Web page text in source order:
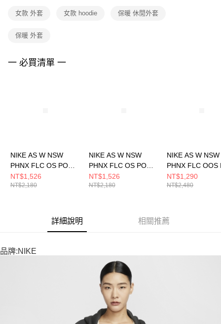
權轉讓予恩沛科技股份有限公司。
３．未成年的使用者請事先徵得法定代理人或監護人之同意方可使用
４．使用「AFTEE先享後付」時，將依據個別帳號之用戶狀況，依本公司即
女款 外套 女款 hoodie 保暖 休閒外套
保暖 外套
一 必買清單 一
NIKE AS W NSW
PHNX FLC OS PO
HOODIE 女 連帽上衣
DQ5861667
NT$1,526
NT$2,180
NIKE AS W NSW
PHNX FLC OS PO
HOODIE 女 連帽上衣
DQ5861499
NT$1,526
NT$2,180
NIKE AS W NSW
PHNX FLC OOS
HOOD 女 連帽上
DQ5859133
NT$1,290
NT$2,480
詳細說明 相關推薦
品牌:NIKE